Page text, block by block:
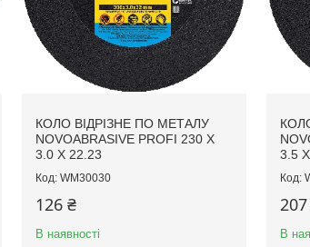
КОЛО ВІДРІЗНЕ ПО МЕТАЛУ
NOVOABRASIVE PROFI 230 X
3.0 X 22.23
WM30030
126 ₴
В наявності
3.5
В